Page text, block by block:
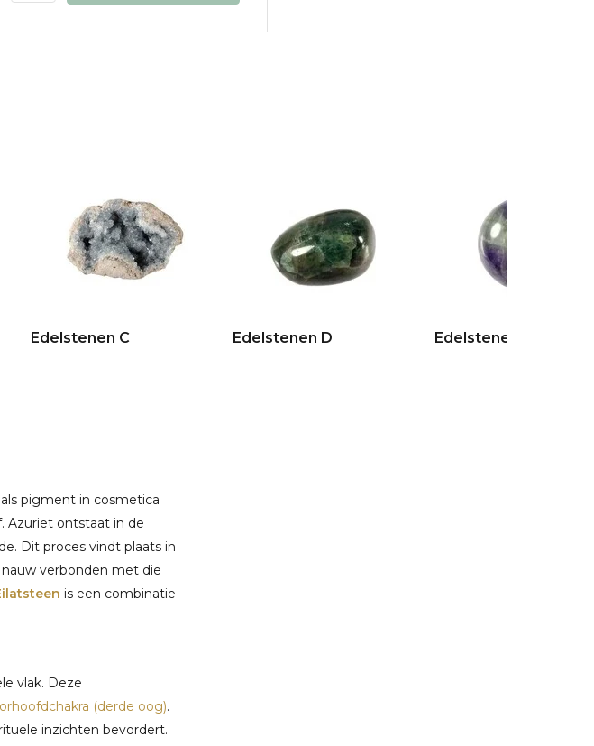
Edelstenen C Edelstenen D Edelstenen E + F
pigment in cosmetica
Azuriet ontstaat in de
Dit proces vindt plaats in
verbonden met die
is een combinatie
vlak. Deze
(derde oog).
inzichten bevordert.